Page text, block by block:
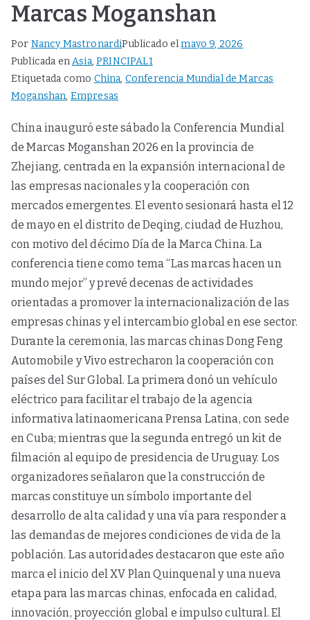
Marcas Moganshan
Por Nancy MastronardiPublicado elmayo 9, 2026
Publicada enAsia,PRINCIPAL1
Etiquetada como China, Conferencia Mundial de Marcas
Moganshan, Empresas
China inauguró este sábado la Conferencia Mundial
de Marcas Moganshan 2026 en la provincia de
Zhejiang, centrada en la expansión internacional de
las empresas nacionales y la cooperación con
mercados emergentes. El evento sesionará hasta el 12
de mayo en el distrito de Deqing, ciudad de Huzhou,
con motivo del décimo Día de la Marca China. La
conferencia tiene como tema “Las marcas hacen un
mundo mejor” y prevé decenas de actividades
orientadas a promover la internacionalización de las
empresas chinas y el intercambio global en ese sector.
Durante la ceremonia, las marcas chinas Dong Feng
Automobile y Vivo estrecharon la cooperación con
países del Sur Global. La primera donó un vehículo
eléctrico para facilitar el trabajo de la agencia
informativa latinaomericana Prensa Latina, con sede
en Cuba; mientras que la segunda entregó un kit de
filmación al equipo de presidencia de Uruguay. Los
organizadores señalaron que la construcción de
marcas constituye un símbolo importante del
desarrollo de alta calidad y una vía para responder a
las demandas de mejores condiciones de vida de la
población. Las autoridades destacaron que este año
marca el inicio del XV Plan Quinquenal y una nueva
etapa para las marcas chinas, enfocada en calidad,
innovación, proyección global e impulso cultural. El